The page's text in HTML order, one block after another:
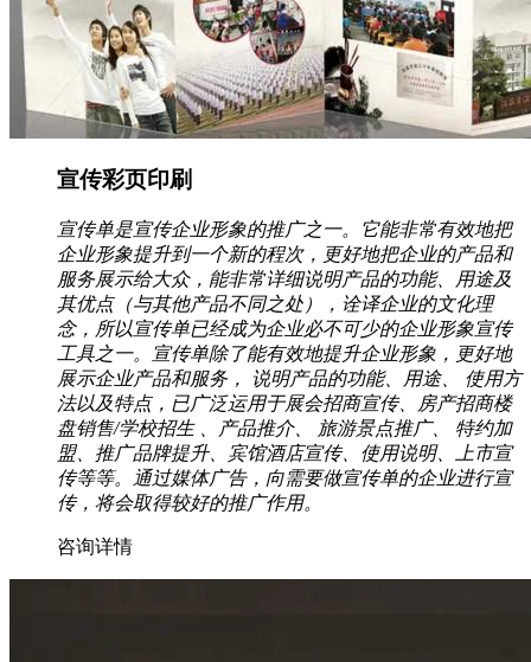
宣传彩页印刷
宣传单是宣传企业形象的推广之一。它能非常有效地把
企业形象提升到一个新的程次，更好地把企业的产品和
服务展示给大众，能非常详细说明产品的功能、用途及
其优点（与其他产品不同之处），诠译企业的文化理
念，所以宣传单已经成为企业必不可少的企业形象宣传
工具之一。宣传单除了能有效地提升企业形象，更好地
展示企业产品和服务， 说明产品的功能、用途、 使用方
法以及特点，已广泛运用于展会招商宣传、房产招商楼
盘销售/学校招生 、产品推介、 旅游景点推广、 特约加
盟、推广品牌提升、宾馆酒店宣传、使用说明、上市宣
传等等。通过媒体广告，向需要做宣传单的企业进行宣
传，将会取得较好的推广作用。
咨询详情